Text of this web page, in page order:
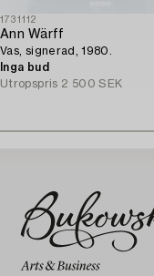
1731112
Ann Wärff
Vas, signerad, 1980.
Inga bud
Utropspris 2 500 SEK